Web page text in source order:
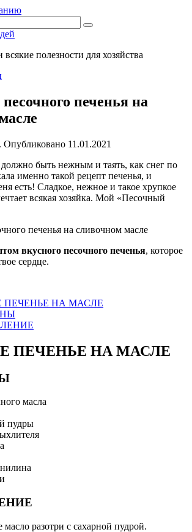
полезности для хозяйства
печенья на
Опубликовано 11.01.2021
быть нежным и таять, как снег по
именно такой рецепт печенья, и
есть! Сладкое, нежное и такое хрупкое
всякая хозяйка. Мой «Песочный
вкусного песочного печенья, которое
сердце.
ПЕЧЕНЬЕ НА МАСЛЕ
ПЕЧЕНЬЕ НА МАСЛЕ
масла
пудры
масло разотри с сахарной пудрой.